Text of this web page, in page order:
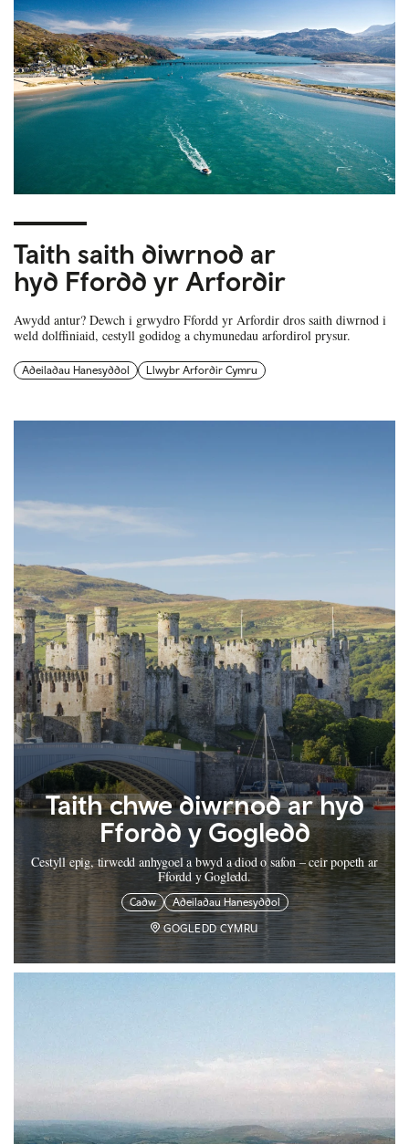
Taith saith diwrnod ar
hyd Ffordd yr Arfordir
Awydd antur? Dewch i grwydro Ffordd yr Arfordir dros saith diwrnod i
weld dolffiniaid, cestyll godidog a chymunedau arfordirol prysur.
Adeiladau Hanesyddol Llwybr Arfordir Cymru
Taith chwe diwrnod ar hyd
Ffordd y Gogledd
Cestyll epig, tirwedd anhygoel a bwyd a diod o safon – ceir popeth ar
Ffordd y Gogledd.
Cadw Adeiladau Hanesyddol
GOGLEDD CYMRU